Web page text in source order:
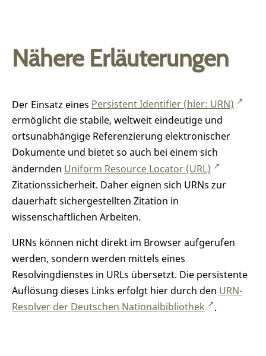
Nähere Erläuterungen
Der Einsatz eines Persistent Identifier (hier: URN)
ermöglicht die stabile, weltweit eindeutige und
ortsunabhängige Referenzierung elektronischer
Dokumente und bietet so auch bei einem sich
ändernden Uniform Resource Locator (URL)
Zitationssicherheit. Daher eignen sich URNs zur
dauerhaft sichergestellten Zitation in
wissenschaftlichen Arbeiten.
URNs können nicht direkt im Browser aufgerufen
werden, sondern werden mittels eines
Resolvingdienstes in URLs übersetzt. Die persistente
Auflösung dieses Links erfolgt hier durch den URN-
Resolver der Deutschen Nationalbibliothek
.